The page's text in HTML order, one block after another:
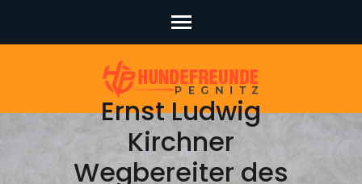
Enter)
Ernst Ludwig
Kirchner
Wegbereiter des